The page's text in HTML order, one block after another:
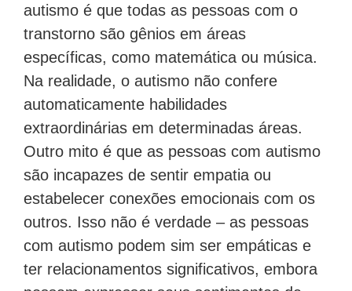
autismo é que todas as pessoas com o
transtorno são gênios em áreas
específicas, como matemática ou música.
Na realidade, o autismo não confere
automaticamente habilidades
extraordinárias em determinadas áreas.
Outro mito é que as pessoas com autismo
são incapazes de sentir empatia ou
estabelecer conexões emocionais com os
outros. Isso não é verdade – as pessoas
com autismo podem sim ser empáticas e
ter relacionamentos significativos, embora